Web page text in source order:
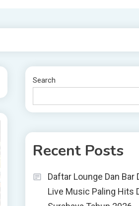
Search
Recent Posts
Daftar Lounge Dan Bar
Live Music Paling Hits